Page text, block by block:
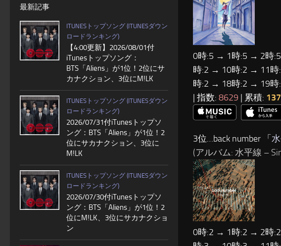
0時:5 → 1時:5 → 2時
時:2 → 10時:2 → 11
時:2 → 18時:2 → 19
| 指数: 8629 | 累積:
3位…back number 「
(アルバム: 水平線 –
0時:2 → 1時:2 → 2時
最新記事
ITUNESトップソング (ITUNESダウン
ロードランキング)
【4:00更新】2026/08/01付
iTunesトップソング：
BTS「Aliens」が1位！2位にサ
カナクション、3位にM!LK
ITUNESトップソング (ITUNESダウン
ロードランキング)
2026/07/31付iTunesトップソ
ング：BTS「Aliens」が1位！2
位にサカナクション、3位に
M!LK
ITUNESトップソング (ITUNESダウン
ロードランキング)
2026/07/30付iTunesトップソ
ング：BTS「Aliens」が1位！2
位にM!LK、3位にサカナクショ
ン